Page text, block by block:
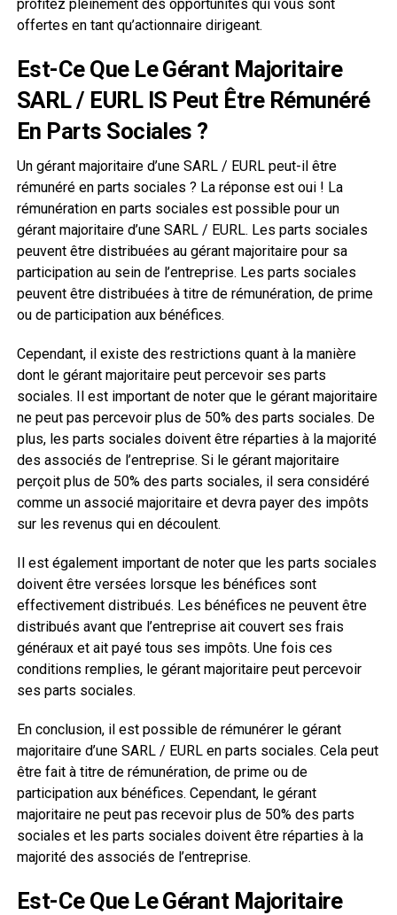
profitez pleinement des opportunités qui vous sont
offertes en tant qu’actionnaire dirigeant.
Est-Ce Que Le Gérant Majoritaire
SARL / EURL IS Peut Être Rémunéré
En Parts Sociales ?
Un gérant majoritaire d’une SARL / EURL peut-il être
rémunéré en parts sociales ? La réponse est oui ! La
rémunération en parts sociales est possible pour un
gérant majoritaire d’une SARL / EURL. Les parts sociales
peuvent être distribuées au gérant majoritaire pour sa
participation au sein de l’entreprise. Les parts sociales
peuvent être distribuées à titre de rémunération, de prime
ou de participation aux bénéfices.
Cependant, il existe des restrictions quant à la manière
dont le gérant majoritaire peut percevoir ses parts
sociales. Il est important de noter que le gérant majoritaire
ne peut pas percevoir plus de 50% des parts sociales. De
plus, les parts sociales doivent être réparties à la majorité
des associés de l’entreprise. Si le gérant majoritaire
perçoit plus de 50% des parts sociales, il sera considéré
comme un associé majoritaire et devra payer des impôts
sur les revenus qui en découlent.
Il est également important de noter que les parts sociales
doivent être versées lorsque les bénéfices sont
effectivement distribués. Les bénéfices ne peuvent être
distribués avant que l’entreprise ait couvert ses frais
généraux et ait payé tous ses impôts. Une fois ces
conditions remplies, le gérant majoritaire peut percevoir
ses parts sociales.
En conclusion, il est possible de rémunérer le gérant
majoritaire d’une SARL / EURL en parts sociales. Cela peut
être fait à titre de rémunération, de prime ou de
participation aux bénéfices. Cependant, le gérant
majoritaire ne peut pas recevoir plus de 50% des parts
sociales et les parts sociales doivent être réparties à la
majorité des associés de l’entreprise.
Est-Ce Que Le Gérant Majoritaire